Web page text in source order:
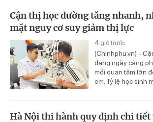
Cận thị học đường tăng nhanh,
mặt nguy cơ suy giảm thị lực
4 giờ trước
(Chinhphu.vn) -
đang ngày càng
mối quan tâm lớn
em. Tỷ lệ học sinh
Hà Nội thi hành quy định chi tiết